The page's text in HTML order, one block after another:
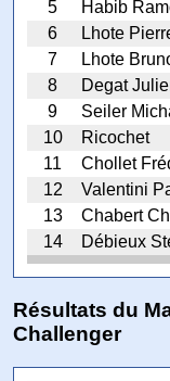
5
Habib
6
Lhote
7
Lhote
8
Degat
9
Seiler
10
Ricochet
11
Chollet
12
Valentini
13
Chabert
14
Débieux
Résultats du
Challenger